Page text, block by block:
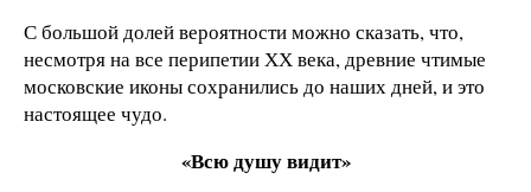
С большой долей вероятности можно сказать, что,
несмотря на все перипетии ХХ века, древние чтимые
московские иконы сохранились до наших дней, и это
настоящее чудо.
«Всю душу видит»